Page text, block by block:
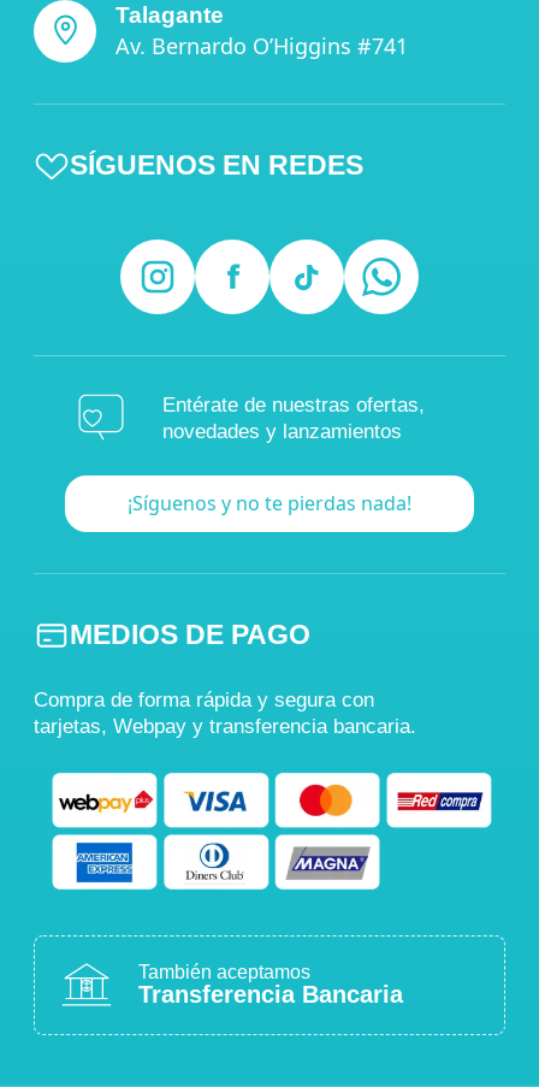
Talagante
Av. Bernardo O’Higgins #741
SÍGUENOS EN REDES
Entérate de nuestras ofertas,
novedades y lanzamientos
¡Síguenos y no te pierdas nada!
MEDIOS DE PAGO
Compra de forma rápida y segura con
tarjetas, Webpay y transferencia bancaria.
También aceptamos
Transferencia Bancaria